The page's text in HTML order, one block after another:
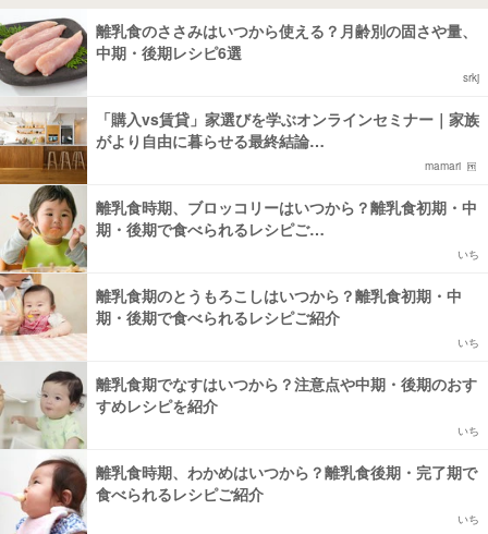
離乳食のささみはいつから使える？月齢別の固さや量、
中期・後期レシピ6選
srkj
「購入vs賃貸」家選びを学ぶオンラインセミナー｜家族
がより自由に暮らせる最終結論…
mamari
離乳食時期、ブロッコリーはいつから？離乳食初期・中
期・後期で食べられるレシピご…
いち
離乳食期のとうもろこしはいつから？離乳食初期・中
期・後期で食べられるレシピご紹介
いち
離乳食期でなすはいつから？注意点や中期・後期のおす
すめレシピを紹介
いち
離乳食時期、わかめはいつから？離乳食後期・完了期で
食べられるレシピご紹介
いち